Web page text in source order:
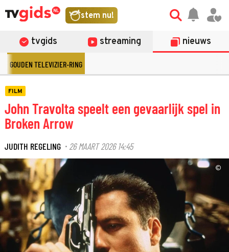
stem nu!
tvgids streaming nieuws
GOUDEN TELEVIZIER-RING
FILM
John Travolta speelt een gevaarlijk spel in
Broken Arrow
JUDITH REGELING · 26 MAART 2026 14:45
©